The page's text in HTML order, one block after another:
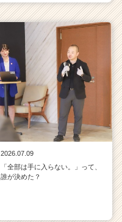
2026.07.09
「全部は手に入らない。」って、
誰が決めた？